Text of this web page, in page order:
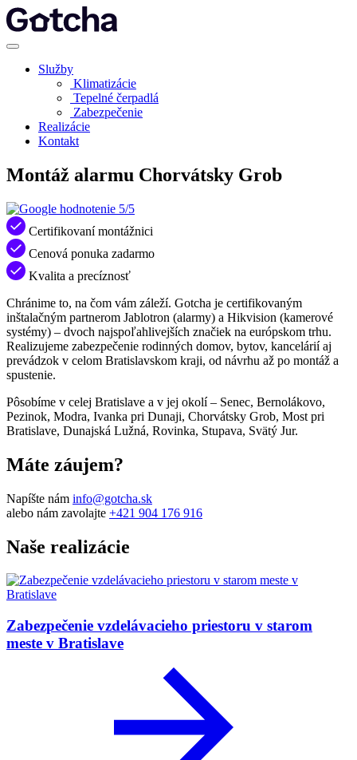
Služby
Klimatizácie
Tepelné čerpadlá
Zabezpečenie
Realizácie
Kontakt
Montáž alarmu Chorvátsky Grob
5/5
Certifikovaní montážnici
Cenová ponuka zadarmo
Kvalita a precíznosť
Chránime to, na čom vám záleží. Gotcha je certifikovaným
inštalačným partnerom Jablotron (alarmy) a Hikvision (kamerové
systémy) – dvoch najspoľahlivejších značiek na európskom trhu.
Realizujeme zabezpečenie rodinných domov, bytov, kancelárií aj
prevádzok v celom Bratislavskom kraji, od návrhu až po montáž a
spustenie.
Pôsobíme v celej Bratislave a v jej okolí – Senec, Bernolákovo,
Pezinok, Modra, Ivanka pri Dunaji, Chorvátsky Grob, Most pri
Bratislave, Dunajská Lužná, Rovinka, Stupava, Svätý Jur.
Máte záujem?
Napíšte nám info@gotcha.sk
alebo nám zavolajte +421 904 176 916
Naše realizácie
Zabezpečenie vzdelávacieho priestoru v starom
meste v Bratislave